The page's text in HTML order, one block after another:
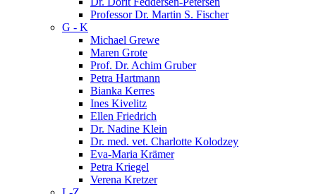
Professor Dr. Martin S. Fischer
G - K
Michael Grewe
Maren Grote
Prof. Dr. Achim Gruber
Petra Hartmann
Bianka Kerres
Ines Kivelitz
Ellen Friedrich
Dr. Nadine Klein
Dr. med. vet. Charlotte Kolodzey
Eva-Maria Krämer
Petra Kriegel
Verena Kretzer